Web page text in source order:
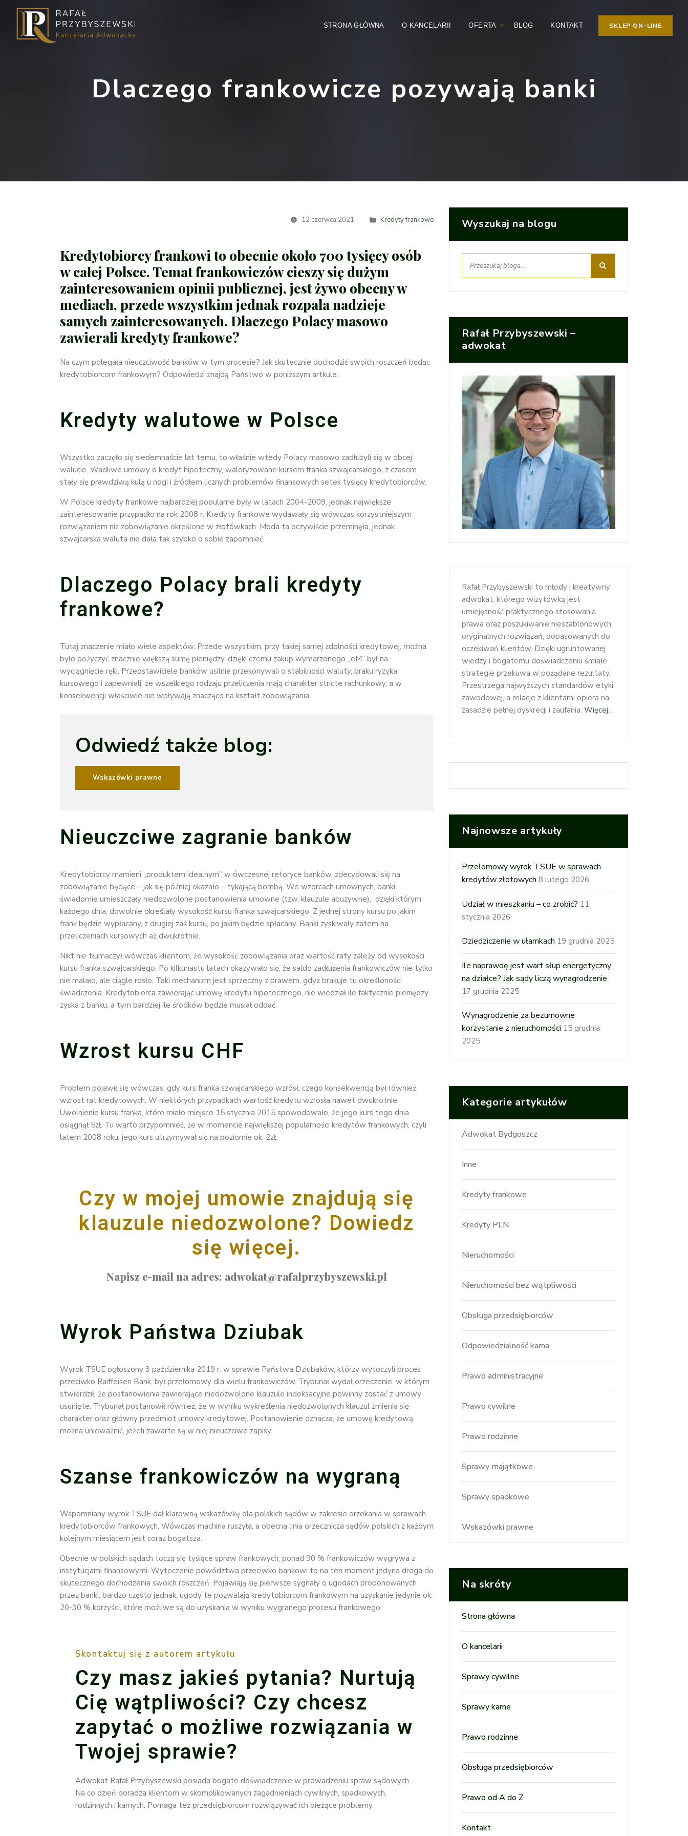
STRONA GŁÓWNA O KANCELARII OFERTA BLOG KONTAKT SKLEP ON-LINE
Dlaczego frankowicze pozywają banki
12 czerwca 2021 Kredyty frankowe
Kredytobiorcy frankowi to obecnie około 700 tysięcy osób
w całej Polsce. Temat frankowiczów cieszy się dużym
zainteresowaniem opinii publicznej, jest żywo obecny w
mediach, przede wszystkim jednak rozpala nadzieje
samych zainteresowanych. Dlaczego Polacy masowo
zawierali kredyty frankowe?
Na czym polegała nieuczciwość banków w tym procesie? Jak skutecznie dochodzić swoich roszczeń będąc
kredytobiorcom frankowym? Odpowiedzi znajdą Państwo w poniższym artkule.
Kredyty walutowe w Polsce
Wszystko zaczęło się siedemnaście lat temu, to właśnie wtedy Polacy masowo zadłużyli się w obcej
walucie. Wadliwe umowy o kredyt hipoteczny, waloryzowane kursem franka szwajcarskiego, z czasem
stały się prawdziwą kulą u nogi i źródłem licznych problemów finansowych setek tysięcy kredytobiorców.
W Polsce kredyty frankowe najbardziej popularne były w latach 2004-2009, jednak największe
zainteresowanie przypadło na rok 2008 r. Kredyty frankowe wydawały się wówczas korzystniejszym
rozwiązaniem niż zobowiązanie określone w złotówkach. Moda ta oczywiście przeminęła, jednak
szwajcarska waluta nie dała tak szybko o sobie zapomnieć.
Dlaczego Polacy brali kredyty
frankowe?
Tutaj znaczenie miało wiele aspektów. Przede wszystkim, przy takiej samej zdolności kredytowej, można
było pożyczyć znacznie większą sumę pieniędzy, dzięki czemu zakup wymarzonego „eM” był na
wyciągnięcie ręki. Przedstawiciele banków usilnie przekonywali o stabilności waluty, braku ryzyka
kursowego i zapewniali, że wszelkiego rodzaju przeliczenia mają charakter stricte rachunkowy, a w
konsekwencji właściwie nie wpływają znacząco na kształt zobowiązania.
Odwiedź także blog:
Wskazówki prawne
Nieuczciwe zagranie banków
Kredytobiorcy mamieni „produktem idealnym” w ówczesnej retoryce banków, zdecydowali się na
zobowiązanie będące – jak się później okazało – tykającą bombą. We wzorcach umownych, banki
świadomie umieszczały niedozwolone postanowienia umowne (tzw. klauzule abuzywne), dzięki którym
każdego dnia, dowolnie określały wysokość kursu franka szwajcarskiego. Z jednej strony kursu po jakim
frank będzie wypłacany, z drugiej zaś kursu, po jakim będzie spłacany. Banki zyskiwały zatem na
przeliczeniach kursowych aż dwukrotnie.
Nikt nie tłumaczył wówczas klientom, że wysokość zobowiązania oraz wartość raty zależy od wysokości
kursu franka szwajcarskiego. Po kilkunastu latach okazywało się, że saldo zadłużenia frankowiczów nie tylko
nie malało, ale ciągle rosło. Taki mechanizm jest sprzeczny z prawem, gdyż brakuje tu określoności
świadczenia. Kredytobiorca zawierając umowę kredytu hipotecznego, nie wiedział ile faktycznie pieniędzy
zyska z banku, a tym bardziej ile środków będzie musiał oddać.
Wzrost kursu CHF
Problem pojawił się wówczas, gdy kurs franka szwajcarskiego wzrósł, czego konsekwencją był również
wzrost rat kredytowych. W niektórych przypadkach wartość kredytu wzrosła nawet dwukrotnie.
Uwolnienie kursu franka, które miało miejsce 15 stycznia 2015 spowodowało, że jego kurs tego dnia
osiągnął 5zł. Tu warto przypomnieć, że w momencie największej popularności kredytów frankowych, czyli
latem 2008 roku, jego kurs utrzymywał się na poziomie ok. 2zł.
Czy w mojej umowie znajdują się
klauzule niedozwolone? Dowiedz
się więcej.
Napisz e-mail na adres: adwokat@rafalprzybyszewski.pl
Wyrok Państwa Dziubak
Wyrok TSUE ogłoszony 3 października 2019 r. w sprawie Państwa Dziubaków, którzy wytoczyli proces
przeciwko Raiffeisen Bank, był przełomowy dla wielu frankowiczów. Trybunał wydał orzeczenie, w którym
stwierdził, że postanowienia zawierające niedozwolone klauzule indeksacyjne powinny zostać z umowy
usunięte. Trybunał postanowił również, że w wyniku wykreślenia niedozwolonych klauzul zmienia się
charakter oraz główny przedmiot umowy kredytowej. Postanowienie oznacza, że umowę kredytową
można unieważnić, jeżeli zawarte są w niej nieuczciwe zapisy.
Szanse frankowiczów na wygraną
Wspomniany wyrok TSUE dał klarowną wskazówkę dla polskich sądów w zakresie orzekania w sprawach
kredytobiorców frankowych. Wówczas machina ruszyła, a obecna linia orzecznicza sądów polskich z każdym
kolejnym miesiącem jest coraz bogatsza.
Obecnie w polskich sądach toczą się tysiące spraw frankowych, ponad 90 % frankowiczów wygrywa z
instytucjami finansowymi. Wytoczenie powództwa przeciwko bankowi to na ten moment jedyna droga do
skutecznego dochodzenia swoich roszczeń. Pojawiają się pierwsze sygnały o ugodach proponowanych
przez banki, bardzo często jednak, ugody te pozwalają kredytobiorcom frankowym na uzyskanie jedynie ok.
20-30 % korzyści, które możliwe są do uzyskania w wyniku wygranego procesu frankowego.
Skontaktuj się z autorem artykułu
Czy masz jakieś pytania? Nurtują
Cię wątpliwości? Czy chcesz
zapytać o możliwe rozwiązania w
Twojej sprawie?
Adwokat Rafał Przybyszewski posiada bogate doświadczenie w prowadzeniu spraw sądowych.
Na co dzień doradza klientom w skomplikowanych zagadnieniach cywilnych, spadkowych,
rodzinnych i karnych. Pomaga też przedsiębiorcom rozwiązywać ich bieżące problemy.
Wyszukaj na blogu
Rafał Przybyszewski –
adwokat
Rafał Przybyszewski to młody i kreatywny
adwokat, którego wizytówką jest
umiejętność praktycznego stosowania
prawa oraz poszukiwanie nieszablonowych,
oryginalnych rozwiązań, dopasowanych do
oczekiwań klientów. Dzięki ugruntowanej
wiedzy i bogatemu doświadczeniu śmiałe
strategie przekuwa w pożądane rezultaty.
Przestrzega najwyższych standardów etyki
zawodowej, a relacje z klientami opiera na
zasadzie pełnej dyskrecji i zaufania. Więcej…
Najnowsze artykuły
Przełomowy wyrok TSUE w sprawach
kredytów złotowych 8 lutego 2026
Udział w mieszkaniu – co zrobić? 11
stycznia 2026
Dziedziczenie w ułamkach 19 grudnia 2025
Ile naprawdę jest wart słup energetyczny
na działce? Jak sądy liczą wynagrodzenie
17 grudnia 2025
Wynagrodzenie za bezumowne
korzystanie z nieruchomości 15 grudnia
2025
Kategorie artykułów
Adwokat Bydgoszcz
Inne
Kredyty frankowe
Kredyty PLN
Nieruchomości
Nieruchomości bez wątpliwości
Obsługa przedsiębiorców
Odpowiedzialność karna
Prawo administracyjne
Prawo cywilne
Prawo rodzinne
Sprawy majątkowe
Sprawy spadkowe
Wskazówki prawne
Na skróty
Strona główna
O kancelarii
Sprawy cywilne
Sprawy karne
Prawo rodzinne
Obsługa przedsiębiorców
Prawo od A do Z
Kontakt